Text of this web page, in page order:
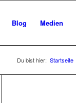
Blog Medien
Du bist hier: Startseite